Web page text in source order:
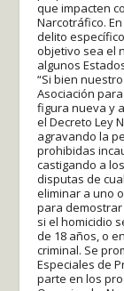
que impacten
Narcotráfico.
delito
objetivo sea el
algunos
“Si bien
Asociación
figura nueva y
el Decreto Ley
agravando la
prohibidas
castigando a
disputas de
eliminar a uno
para
si el homicidio
de 18 años, o
criminal. Se
Especiales de
parte en los